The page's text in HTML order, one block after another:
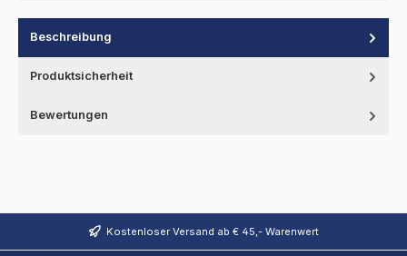
Beschreibung
Produktsicherheit
Bewertungen
Kostenloser Versand ab € 45,- Warenwert